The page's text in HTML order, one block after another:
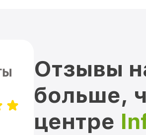
Отзывы
больше,
центре